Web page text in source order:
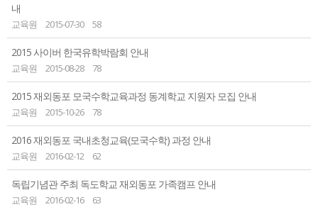
내
교육원 2015-07-30 58
2015 사이버 한국유학박람회 안내
교육원 2015-08-28 78
2015 재외동포 모국수학교육과정 동계학교 지원자 모집 안내
교육원 2015-10-26 78
2016 재외동포 국내초청교육(모국수학) 과정 안내
교육원 2016-02-12 62
독립기념관 주최 독도학교 재외동포 가족캠프 안내
교육원 2016-02-16 63